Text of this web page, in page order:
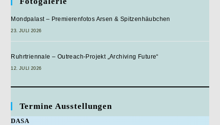
Mondpalast – Premierenfotos Arsen & Spitzenhäubchen
23. JULI 2026
Ruhrtriennale – Outreach-Projekt „Archiving Future“
12. JULI 2026
Termine Ausstellungen
DASA